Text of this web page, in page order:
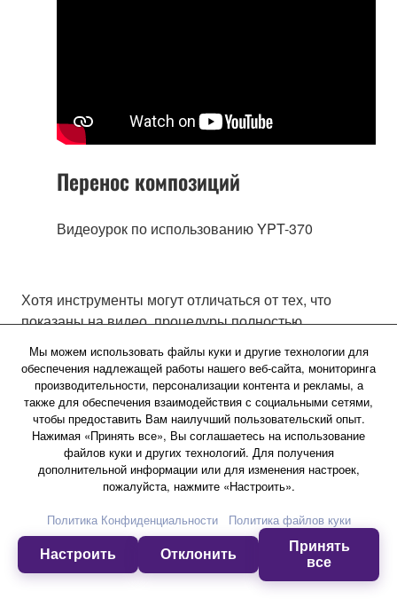
Перенос композиций
Видеоурок по использованию YPT-370
Хотя инструменты могут отличаться от тех, что
показаны на видео, процедуры полностью
идентичны
Приложения
Приложение
Rec'n'Share
Приложение
Rec'n'Share
осуществляет
Мы можем использовать файлы куки и другие технологии для
обеспечения надлежащей работы нашего веб-сайта, мониторинга
производительности, персонализации контента и рекламы, а
также для обеспечения взаимодействия с социальными сетями,
чтобы предоставить Вам наилучший пользовательский опыт.
Нажимая «Принять все», Вы соглашаетесь на использование
файлов куки и других технологий. Для получения
дополнительной информации или для изменения настроек,
пожалуйста, нажмите «Настроить».
Политика Конфиденциальности
Политика файлов куки
Настроить Отклонить
Принять
все